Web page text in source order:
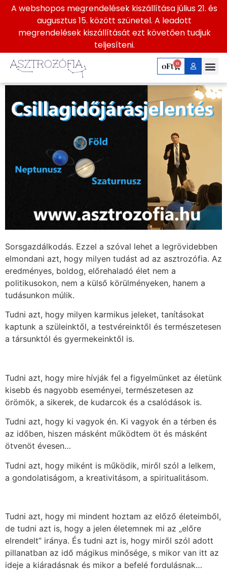
A webshopos megrendelések kiszállítása július 21. és
augusztus 15. között szünetel. A leadott
megrendelések kiszállítását ezt követően tudjuk
teljesíteni.
0Ft 0
2025. szeptember 15
– 21.
Sorsgazdálkodás. Ezzel a szóval lehet a legrövidebben
elmondani azt, hogy milyen tudást ad az asztrozófia. Az
eredményes, boldog, előrehaladó élet nem a
politikusokon, nem a külső körülményeken, hanem a
tudásunkon múlik.
Tudni azt, hogy milyen karmikus jeleket, tanításokat
kaptunk a szüleinktől, a testvéreinktől és természetesen
a társunktól és gyermekeinktől is.
Tudni azt, hogy mire hívják fel a figyelmünket az életünk
kisebb és nagyobb eseményei, természetesen az
örömök, a sikerek, de kudarcok és a csalódások is.
Tudni azt, hogy ki vagyok én. Ki vagyok én a térben és
az időben, hiszen másként működtem öt és másként
ötvenöt évesen…
Tudni azt, hogy miként is működik, miről szól a lelkem,
a gondolatiságom, a kreativitásom, a spiritualitásom.
Tudni azt, hogy mi mindent hoztam az előző életeimből,
de tudni azt is, hogy a jelen életemnek mi az „előre
elrendelt” iránya. És tudni azt is, hogy miről szól adott
pillanatban az idő mágikus minősége, s mikor van itt az
ideje a kiáradásnak és mikor a befelé fordulásnak…